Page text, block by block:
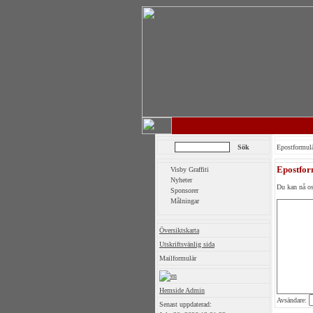
Visby Graffiti
Nyheter
Sponsorer
Målningar
Översiktskarta
Utskriftsvänlig sida
Mailformulär
Hemside Admin
Senast uppdaterad:
Du kan nå
Avsändare: